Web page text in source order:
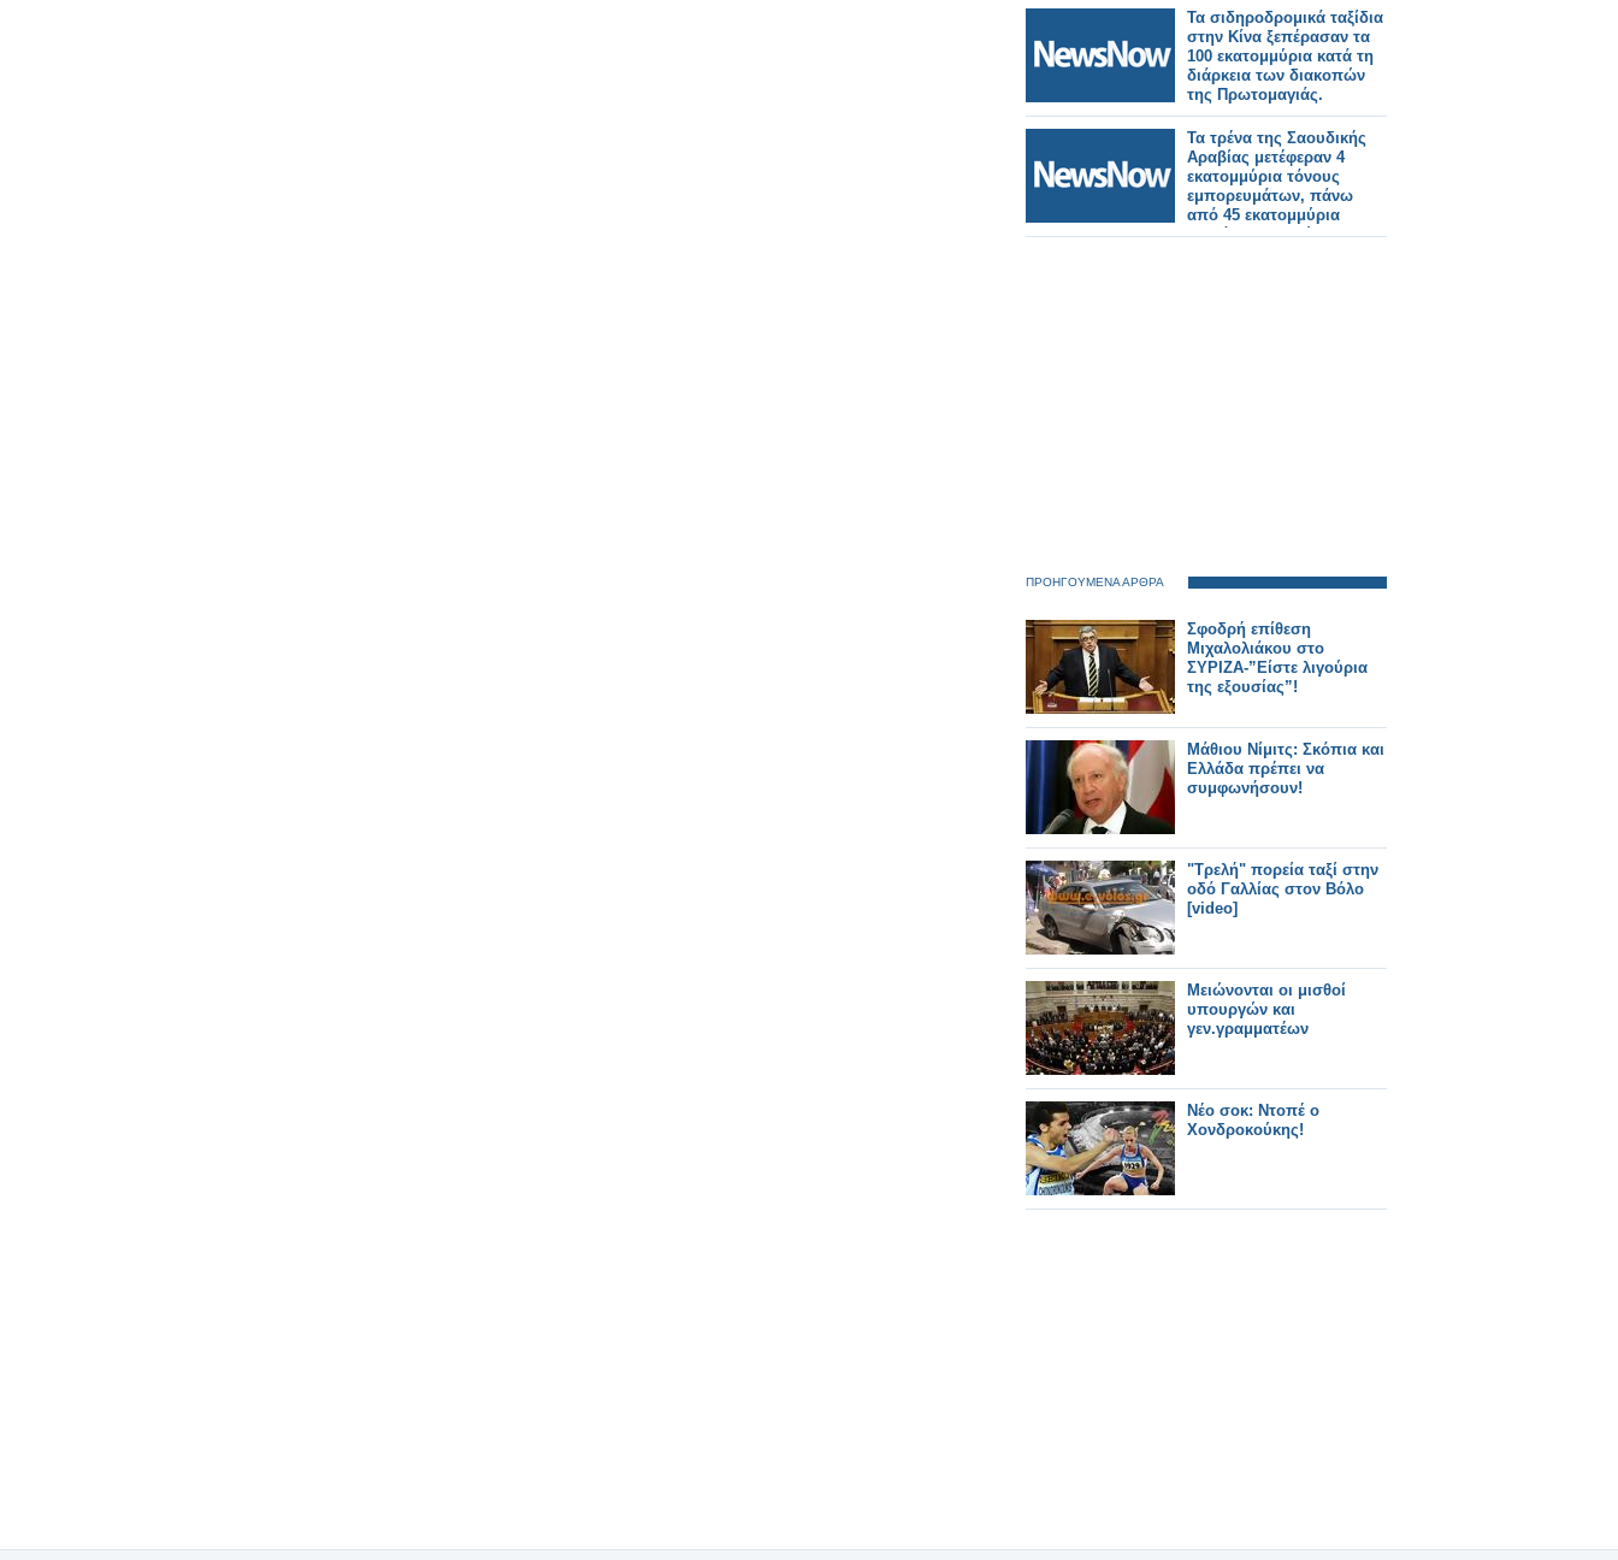
Τα σιδηροδρομικά ταξίδια
στην Κίνα ξεπέρασαν τα
100 εκατομμύρια κατά τη
διάρκεια των διακοπών
της Πρωτομαγιάς.
Τα τρένα της Σαουδικής
Αραβίας μετέφεραν 4
εκατομμύρια τόνους
εμπορευμάτων, πάνω
από 45 εκατομμύρια
επιβάτες το πρώτο
ΠΡΟΗΓΟΥΜΕΝΑ ΑΡΘΡΑ
Σφοδρή επίθεση
Μιχαλολιάκου στο
ΣΥΡΙΖΑ-”Είστε λιγούρια
της εξουσίας”!
Μάθιου Νίμιτς: Σκόπια και
Ελλάδα πρέπει να
συμφωνήσουν!
"Τρελή" πορεία ταξί στην
οδό Γαλλίας στον Βόλο
[video]
Μειώνονται οι μισθοί
υπουργών και
γεν.γραμματέων
Νέο σοκ: Ντοπέ ο
Χονδροκούκης!